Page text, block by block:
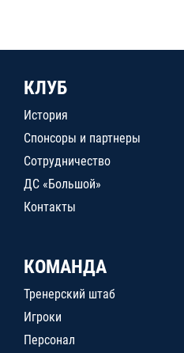
КЛУБ
История
Спонсоры и партнеры
Сотрудничество
ДС «Большой»
Контакты
КОМАНДА
Тренерский штаб
Игроки
Персонал